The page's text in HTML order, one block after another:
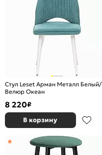
Стул Leset Арман Металл Белый/
Велюр Океан
8 220₽
В корзину